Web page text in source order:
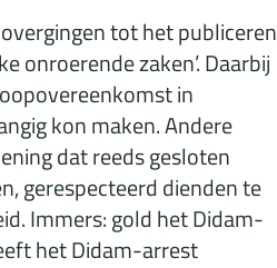
tot het publiceren
onroerende zaken’. Daarbij
in
kon maken. Andere
dat reeds gesloten
gerespecteerd dienden te
Immers: gold het Didam-
het Didam-arrest